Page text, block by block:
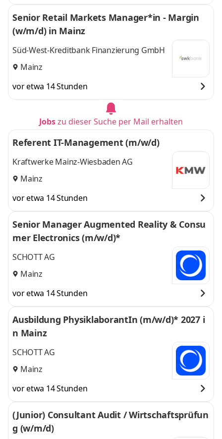
Senior Retail Markets Manager*in - Margin
(w/m/d) in Mainz
Süd-West-Kreditbank Finanzierung GmbH
Mainz
vor etwa 14 Stunden
Jobszu dieser Suche per Mail erhalten
Referent IT-Management (m/w/d)
Kraftwerke Mainz-Wiesbaden AG
Mainz
vor etwa 14 Stunden
Senior Manager Augmented Reality & Consu
mer Electronics (m/w/d)*
SCHOTT AG
Mainz
vor etwa 14 Stunden
Ausbildung PhysiklaborantIn (m/w/d)* 2027 i
n Mainz
SCHOTT AG
Mainz
vor etwa 14 Stunden
(Junior) Consultant Audit / Wirtschaftsprüfun
g (w/m/d)